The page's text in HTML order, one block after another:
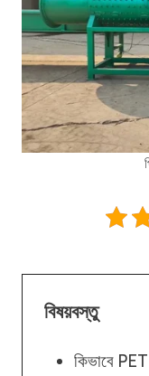
বিষয়বস্তু
কিভাবে